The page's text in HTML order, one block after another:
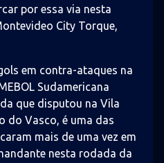
por essa via nesta
City Torque,
em contra-ataques na
Sudamericana
que disputou na Vila
do Vasco, é uma das
mais de uma vez em
nesta rodada da